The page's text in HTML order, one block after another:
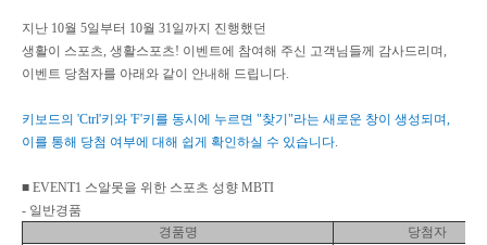
지난 10월 5일부터 10월 31일까지 진행했던
생활이 스포츠, 생활스포츠! 이벤트에 참여해 주신 고객님들께 감사드리며,
이벤트 당첨자를 아래와 같이 안내해 드립니다.
키보드의 'Ctrl'키와 'F'키를 동시에 누르면 "찾기 "라는 새로운 창이 생성되며,
이를 통해 당첨 여부에 대해 쉽게 확인하실 수 있습니다.
■ EVENT1 스알못을 위한 스포츠 성향 MBTI
- 일반경품
경품명
당첨자